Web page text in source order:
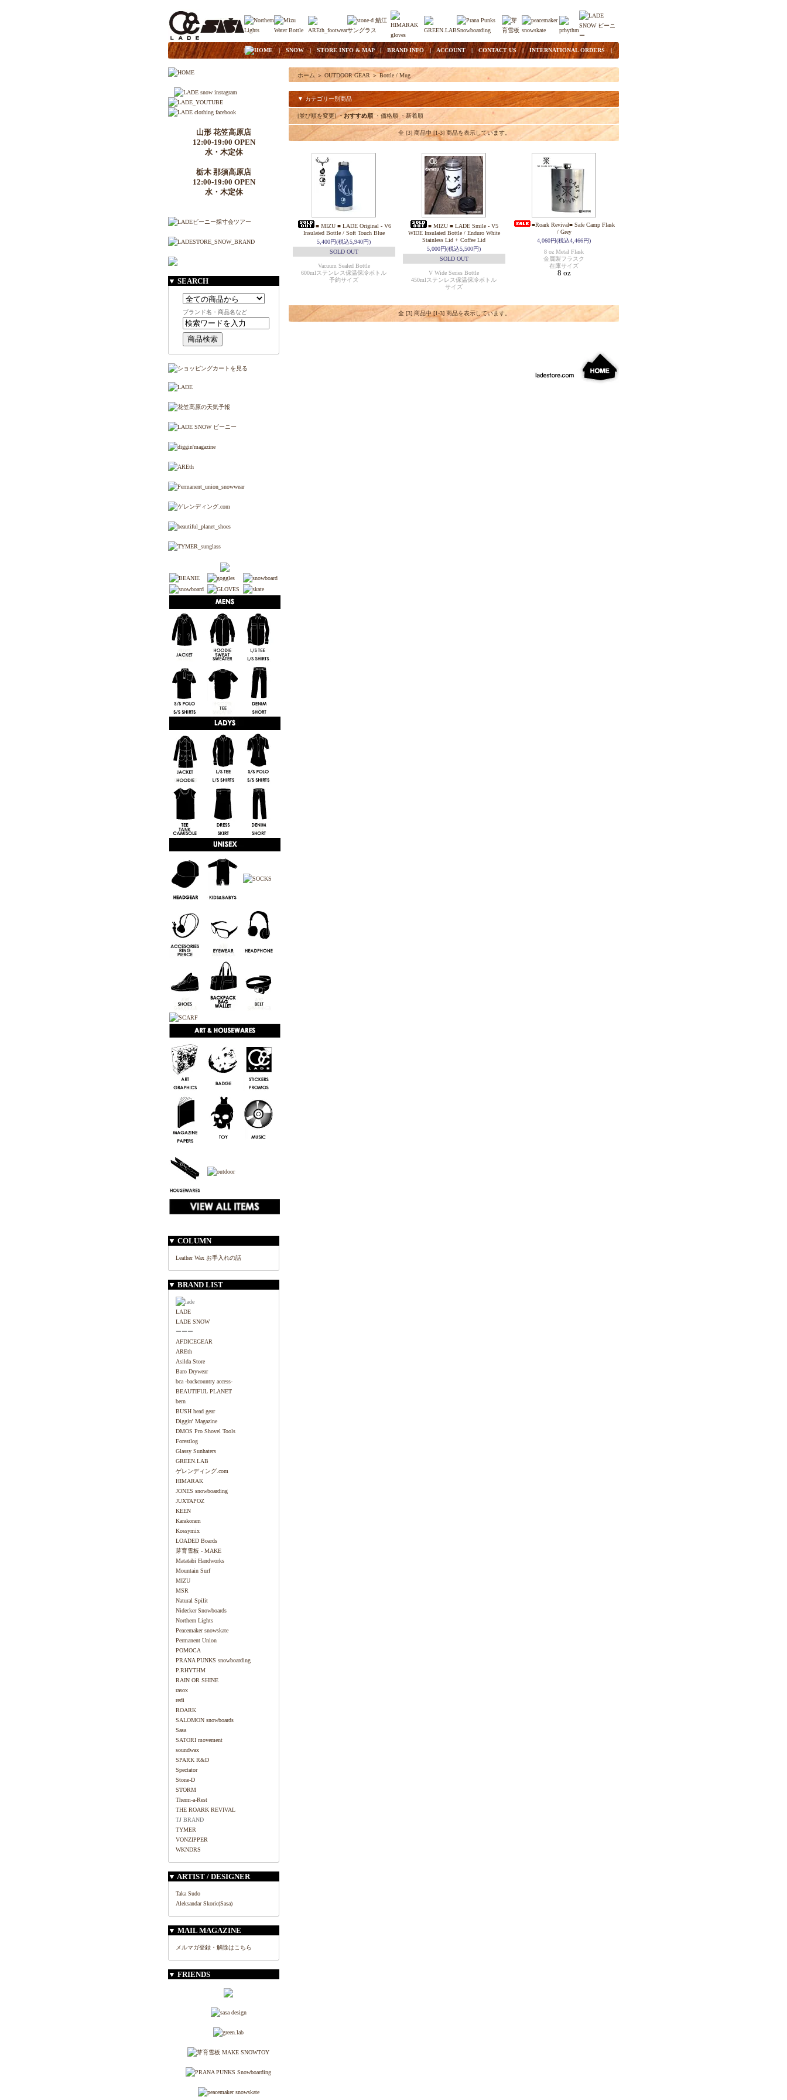
| HOME|SNOW| STORE INFO & MAP|BRAND INFO|ACCOUNT|CONTACT US |INTERNATIONAL ORDERS |
山形 花笠高原店
12:00-19:00 OPEN
水・木定休
栃木 那須高原店
12:00-19:00 OPEN
水・木定休
▼ SEARCH
ブランド名・商品名など
▼ COLUMN
Leather Wax お手入れの話
▼ BRAND LIST
LADE
LADE SNOW
ーーー
AFDICEGEAR
AREth
Asilda Store
Baro Drywear
bca -backcountry access-
BEAUTIFUL PLANET
bern
BUSH head gear
Diggin' Magazine
DMOS Pro Shovel Tools
Forestlog
Glassy Sunhaters
GREEN.LAB
ゲレンディング.com
HIMARAK
JONES snowboarding
JUXTAPOZ
KEEN
Karakoram
Kossymix
LOADED Boards
芽育雪板 - MAKE
Matatabi Handworks
Mountain Surf
MIZU
MSR
Natural Spilit
Nidecker Snowboards
Northern Lights
Peacemaker snowskate
Permanent Union
POMOCA
PRANA PUNKS snowboarding
P.RHYTHM
RAIN OR SHINE
rasox
redi
ROARK
SALOMON snowboards
Sasa
SATORI movement
soundwax
SPARK R&D
Spectator
Stone-D
STORM
Therm-a-Rest
THE ROARK REVIVAL
TJ BRAND
TYMER
VONZIPPER
WKNDRS
▼ ARTIST / DESIGNER
Taka Sudo
Aleksandar Skoric(Sasa)
▼ MAIL MAGAZINE
メルマガ登録・解除はこちら
▼ FRIENDS
ホーム ＞ OUTDOOR GEAR ＞ Bottle / Mug
▼ カテゴリー別商品
[並び順を変更]・おすすめ順 ・価格順 ・新着順
全 [3] 商品中 [1-3] 商品を表示しています。
■ MIZU ■ LADE Original - V6
Insulated Bottle / Soft Touch Blue
5,400円(税込5,940円)
SOLD OUT
Vacuum Sealed Bottle
600mlステンレス保温保冷ボトル
予約サイズ
■ MIZU ■ LADE Smile - V5
WIDE Insulated Bottle / Enduro White
Stainless Lid + Coffee Lid
5,000円(税込5,500円)
SOLD OUT
V Wide Series Bottle
450mlステンレス保温保冷ボトル
サイズ
■Roark Revival■ Safe Camp Flask
/ Grey
4,060円(税込4,466円)
8 oz Metal Flask
金属製フラスク
在庫サイズ
8 oz
全 [3] 商品中 [1-3] 商品を表示しています。